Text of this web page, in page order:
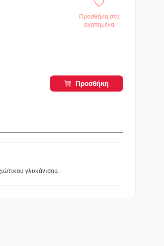
Προσθήκη στα
αγαπημένα
Προσθήκη
γλυκάνισου.